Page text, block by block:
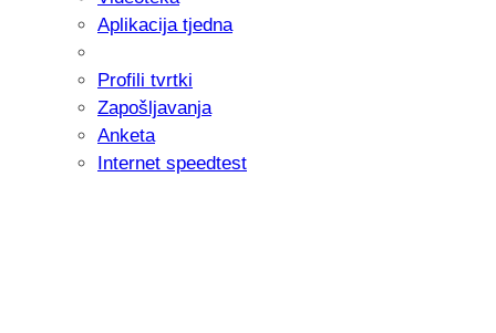
Aplikacija tjedna
Profili tvrtki
Zapošljavanja
Anketa
Internet speedtest